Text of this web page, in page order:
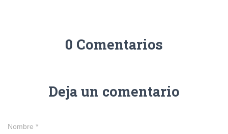
0 Comentarios
Deja un comentario
Nombre *